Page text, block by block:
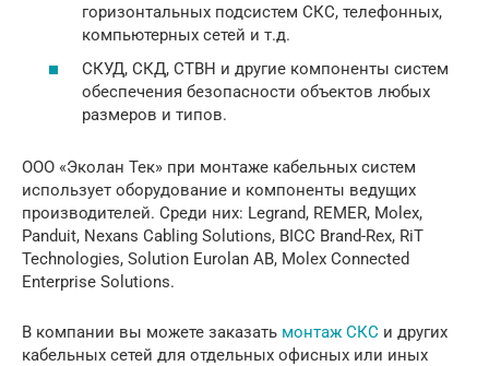
горизонтальных подсистем СКС, телефонных,
компьютерных сетей и т.д.
СКУД, СКД, СТВН и другие компоненты систем
обеспечения безопасности объектов любых
размеров и типов.
ООО «Эколан Тек» при монтаже кабельных систем
использует оборудование и компоненты ведущих
производителей. Среди них: Legrand, REMER, Molex,
Panduit, Nexans Cabling Solutions, BICC Brand-Rex, RiT
Technologies, Solution Eurolan AB, Molex Connected
Enterprise Solutions.
В компании вы можете заказать монтаж СКС и других
кабельных сетей для отдельных офисных или иных